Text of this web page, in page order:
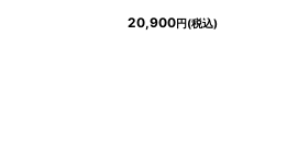
20,900円(税込)